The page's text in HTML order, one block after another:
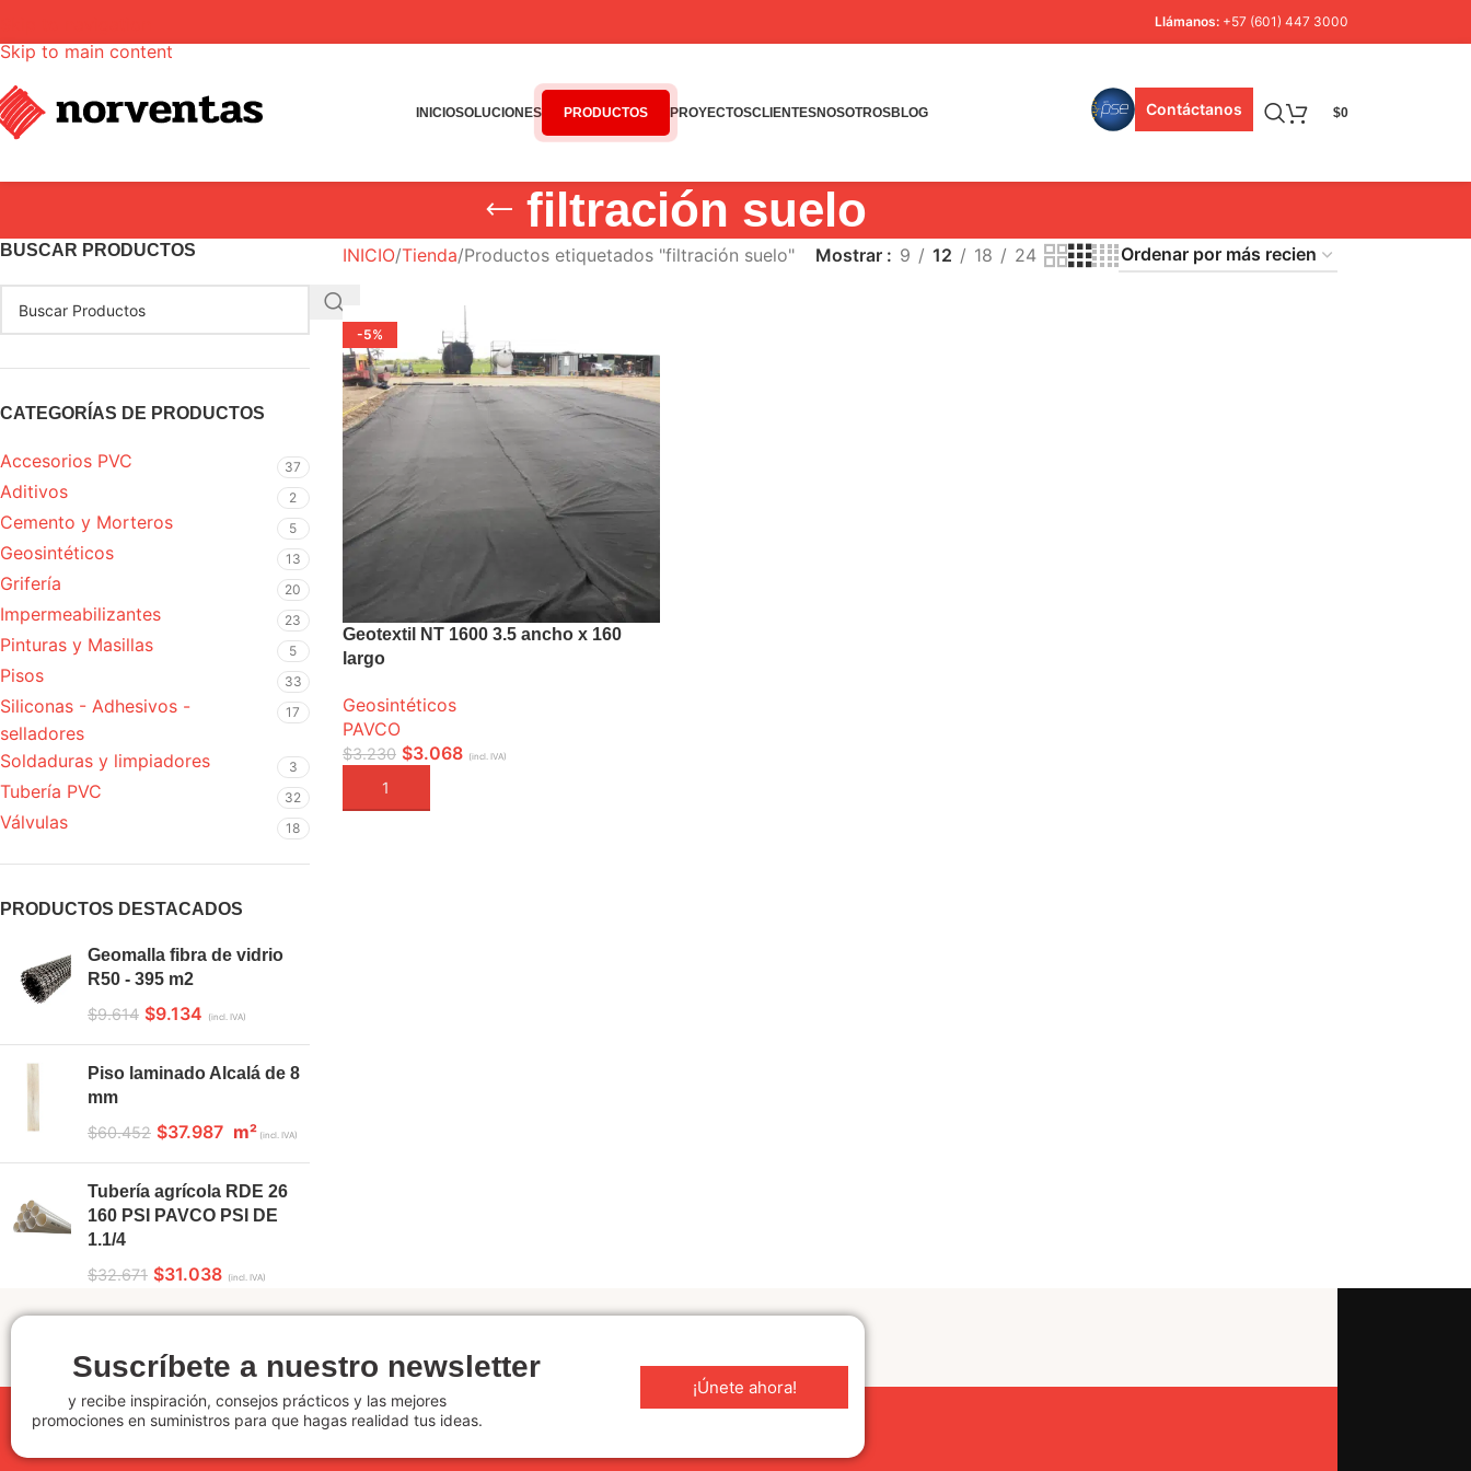
Skip to main content
Llámanos: +57 (601) 447 3000
INICIOSOLUCIONES PRODUCTOS PROYECTOSCLIENTESNOSOTROSBLOG Contáctanos $0
filtración suelo
BUSCAR PRODUCTOS
CATEGORÍAS DE PRODUCTOS
Accesorios PVC 37
Aditivos 2
Cemento y Morteros 5
Geosintéticos 13
Grifería 20
Impermeabilizantes 23
Pinturas y Masillas 5
Pisos 33
Siliconas - Adhesivos -
selladores
17
Soldaduras y limpiadores 3
Tubería PVC 32
Válvulas 18
PRODUCTOS DESTACADOS
Geomalla fibra de vidrio
R50 - 395 m2
$9.614 $9.134 (incl. IVA)
Piso laminado Alcalá de 8
mm
$60.452 $37.987 m² (incl. IVA)
Tubería agrícola RDE 26
160 PSI PAVCO PSI DE
1.1/4
$32.671 $31.038 (incl. IVA)
INICIO Tienda Productos etiquetados "filtración suelo" Mostrar 9 12 18 24
-5%
Geotextil NT 1600 3.5 ancho x 160
largo
Geosintéticos
PAVCO
$3.230 $3.068 (incl. IVA)
AÑADIR A LA CESTA
Suscríbete a nuestro newsletter
y recibe inspiración, consejos prácticos y las mejores
promociones en suministros para que hagas realidad tus ideas.
¡Únete ahora!